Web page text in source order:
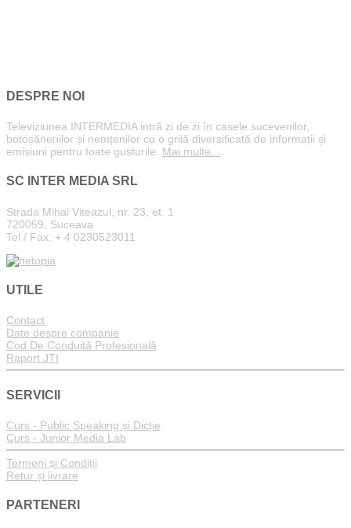
DESPRE NOI
Televiziunea INTERMEDIA intră zi de zi în casele sucevenilor,
botoșănenilor și nemțenilor cu o grilă diversificată de informații și
emisiuni pentru toate gusturile. Mai multe...
SC INTER MEDIA SRL
Strada Mihai Viteazul, nr. 23, et. 1
720059, Suceava
Tel / Fax: + 4 0230523011
UTILE
Contact
Date despre companie
Cod De Conduită Profesională
Raport JTI
SERVICII
Curs - Public Speaking și Dicție
Curs - Junior Media Lab
Termeni și Condiții
Retur și livrare
PARTENERI